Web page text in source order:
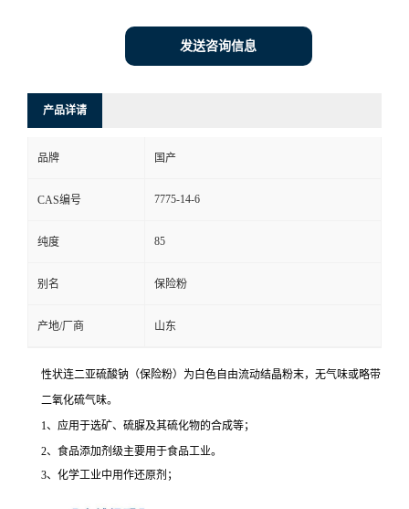
发送咨询信息
产品详请
品牌 国产
CAS编号 7775-14-6
纯度 85
别名 保险粉
产地/厂商 山东
性状连二亚硫酸钠（保险粉）为白色自由流动结晶粉末，无气味或略带
二氧化硫气味。
1、应用于选矿、硫脲及其硫化物的合成等；
2、食品添加剂级主要用于食品工业。
3、化学工业中用作还原剂；